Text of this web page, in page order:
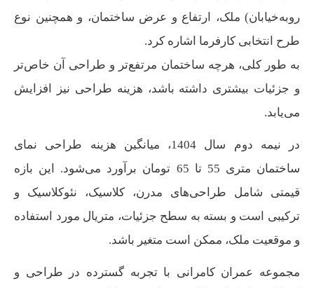
روبه‌خیابان) ملک، ارتفاع و عرض ساختمان، و همچنین نوع
طرح انتخابی کارفرما اشاره کرد.
به طور کلی، هرچه ساختمان مرتفع‌تر و طراحی آن خاص‌تر
و جزئیات بیشتری داشته باشد، هزینه طراحی نیز افزایش
می‌یابد.
در نیمه دوم سال 1404، میانگین هزینه طراحی نمای
ساختمان متری 55 تا 65 تومان برآورد می‌شود. این بازه
قیمتی شامل طراحی‌های مدرن، کلاسیک، نئوکلاسیک و
ترکیبی است و بسته به سطح جزئیات، متریال مورد استفاده
و موقعیت ملک، ممکن است متغیر باشد.
مجموعه عمران کامرانی با تجربه گسترده در طراحی و